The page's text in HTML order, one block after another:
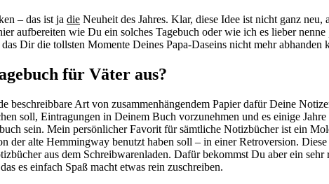
– das ist ja die Neuheit des Jahres. Klar, diese Idee ist nicht ganz
aufbereiten wie Du ein solches Tagebuch oder wie ich es lieber nenne
Dir die tollsten Momente Deines Papa-Daseins nicht mehr abhanden
für Väter aus?
beschreibbare Art von zusammenhängendem Papier dafür Deine
soll, Eintragungen in Deinem Buch vorzunehmen und es einige
sein. Mein persönlicher Favorit für sämtliche Notizbücher ist ein
der alte Hemmingway benutzt haben soll – in einer Retroversion.
aus dem Schreibwarenladen. Dafür bekommst Du aber ein
es einfach Spaß macht etwas rein zuschreiben.